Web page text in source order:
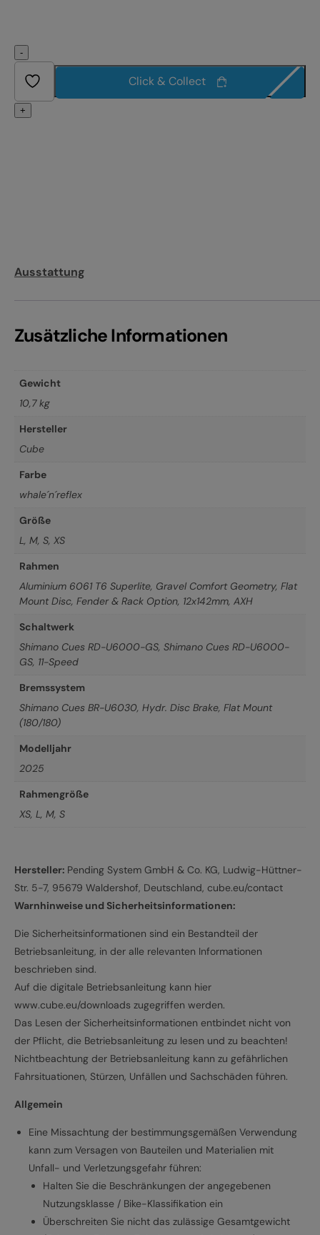
-
+
Click & Collect
Ausstattung
Zusätzliche Informationen
Gewicht
10,7 kg
Hersteller
Cube
Farbe
whale´n´reflex
Größe
L, M, S, XS
Rahmen
Aluminium 6061 T6 Superlite, Gravel Comfort Geometry, Flat
Mount Disc, Fender & Rack Option, 12x142mm, AXH
Schaltwerk
Shimano Cues RD-U6000-GS, Shimano Cues RD-U6000-
GS, 11-Speed
Bremssystem
Shimano Cues BR-U6030, Hydr. Disc Brake, Flat Mount
(180/180)
Modelljahr
2025
Rahmengröße
XS, L, M, S
Hersteller: Pending System GmbH & Co. KG, Ludwig-Hüttner-
Str. 5-7, 95679 Waldershof, Deutschland, cube.eu/contact
Warnhinweise und Sicherheitsinformationen:
Die Sicherheitsinformationen sind ein Bestandteil der
Betriebsanleitung, in der alle relevanten Informationen
beschrieben sind.
Auf die digitale Betriebsanleitung kann hier
www.cube.eu/downloads zugegriffen werden.
Das Lesen der Sicherheitsinformationen entbindet nicht von
der Pflicht, die Betriebsanleitung zu lesen und zu beachten!
Nichtbeachtung der Betriebsanleitung kann zu gefährlichen
Fahrsituationen, Stürzen, Unfällen und Sachschäden führen.
Allgemein
Eine Missachtung der bestimmungsgemäßen Verwendung
kann zum Versagen von Bauteilen und Materialien mit
Unfall- und Verletzungsgefahr führen:
Halten Sie die Beschränkungen der angegebenen
Nutzungsklasse / Bike-Klassifikation ein
Überschreiten Sie nicht das zulässige Gesamtgewicht